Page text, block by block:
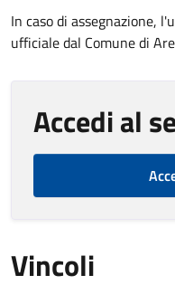
In caso di assegnazione,
ufficiale dal Comune di
Accedi al
Vincoli